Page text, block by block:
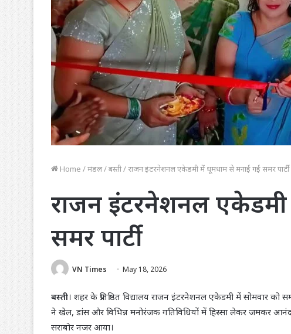
Home /मंडल/बस्ती/राजन इंटरनेशनल एकेडमी में धूमधाम से मनाई गई समर पार्टी
राजन इंटरनेशनल
समर पार्टी
VN Times May 18, 2026
बस्ती। शहर के प्रतिष्ठित विद्यालय राजन इंटरनेशनल एकेडमी में सोमवार को
ने खेल, डांस और विभिन्न मनोरंजक गतिविधियों में हिस्सा लेकर जमकर आनंद
सराबोर नजर आया।